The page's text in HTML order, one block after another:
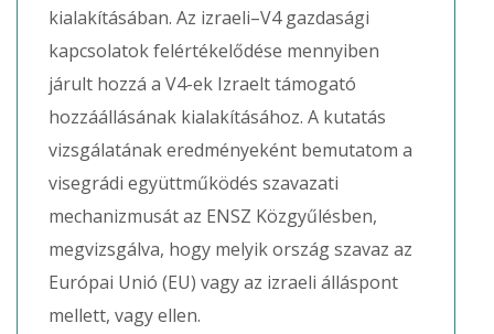
kialakításában. Az izraeli–V4 gazdasági
kapcsolatok felértékelődése mennyiben
járult hozzá a V4-ek Izraelt támogató
hozzáállásának kialakításához. A kutatás
vizsgálatának eredményeként bemutatom a
visegrádi együttműködés szavazati
mechanizmusát az ENSZ Közgyűlésben,
megvizsgálva, hogy melyik ország szavaz az
Európai Unió (EU) vagy az izraeli álláspont
mellett, vagy ellen.